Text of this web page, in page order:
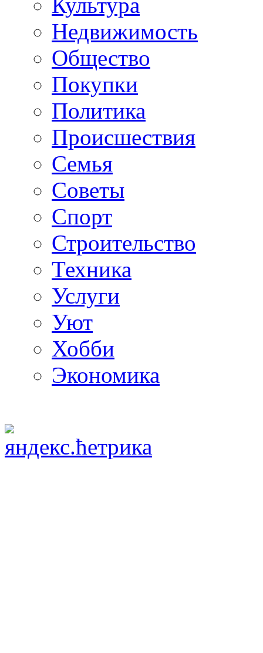
Недвижимость
Общество
Покупки
Политика
Происшествия
Семья
Советы
Спорт
Строительство
Техника
Услуги
Уют
Хобби
Экономика